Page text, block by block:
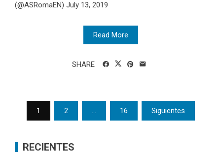
(@ASRomaEN) July 13, 2019
Read More
SHARE
Posts
pagination
1 2 … 16 Siguientes
RECIENTES